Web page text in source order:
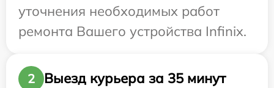
уточнения необходимых работ
ремонта Вашего устройства Infinix.
2
Выезд курьера за 35 минут